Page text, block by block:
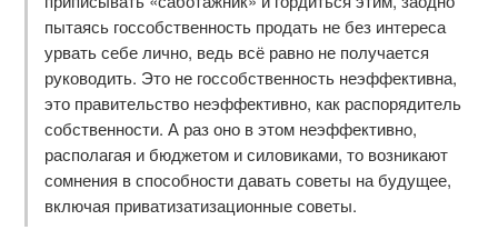
пытаясь госсобственность продать не без интереса
урвать себе лично, ведь всё равно не получается
руководить. Это не госсобственность неэффективна,
это правительство неэффективно, как распорядитель
собственности. А раз оно в этом неэффективно,
располагая и бюджетом и силовиками, то возникают
сомнения в способности давать советы на будущее,
включая приватизатизационные советы.